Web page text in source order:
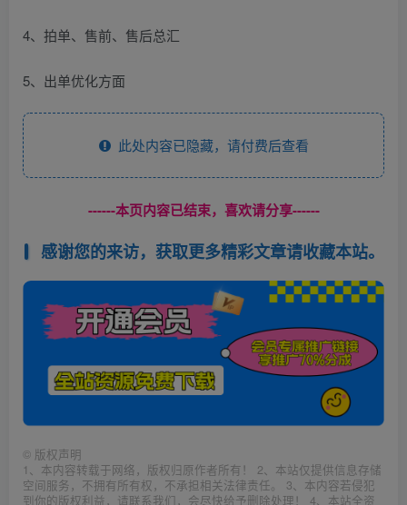
4、拍单、售前、售后总汇
5、出单优化方面
此处内容已隐藏，请付费后查看
------本页内容已结束，喜欢请分享------
感谢您的来访，获取更多精彩文章请收藏本站。
© 版权声明
1、本内容转载于网络，版权归原作者所有！ 2、本站仅提供信息存储
空间服务，不拥有所有权，不承担相关法律责任。 3、本内容若侵犯
到你的版权利益，请联系我们，会尽快给予删除处理！ 4、本站全资